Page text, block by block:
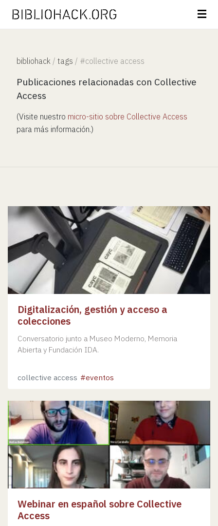
bibliohack /tags / #collective access
Publicaciones relacionadas con Collective
Access
(Visite nuestro micro-sitio sobre Collective Access
para más información.)
Digitalización, gestión y acceso a
colecciones
Conversatorio junto a Museo Moderno, Memoria
Abierta y Fundación IDA.
collective access eventos
Webinar en español sobre Collective
Access